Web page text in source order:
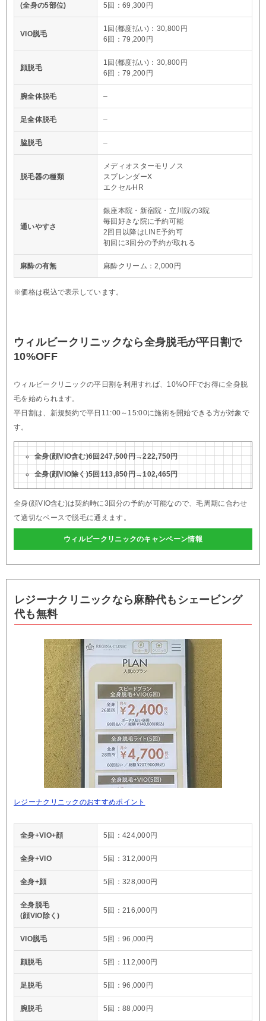
(全身の5部位)
5回：69,300円
VIO脱毛
1回(都度払い)：30,800円
6回：79,200円
顔脱毛
1回(都度払い)：30,800円
6回：79,200円
腕全体脱毛 –
足全体脱毛 –
脇脱毛 –
脱毛器の種類
メディオスターモリノス
スプレンダーX
エクセルHR
通いやすさ
銀座本院・新宿院・立川院の3院
毎回好きな院に予約可能
2回目以降はLINE予約可
初回に3回分の予約が取れる
麻酔の有無 麻酔クリーム：2,000円
※価格は税込で表示しています。
ウィルビークリニックなら全身脱毛が平日割で
10%OFF
ウィルビークリニックの平日割を利用すれば、10%OFFでお得に全身脱
毛を始められます。
平日割は、新規契約で平日11:00～15:00に施術を開始できる方が対象で
す。
全身(顔VIO含む)6回247,500円→222,750円
全身(顔VIO除く)5回113,850円→102,465円
全身(顔VIO含む)は契約時に3回分の予約が可能なので、毛周期に合わせ
て適切なペースで脱毛に通えます。
ウィルビークリニックのキャンペーン情報
レジーナクリニックなら麻酔代もシェービング
代も無料
レジーナクリニックのおすすめポイント
全身+VIO+顔 5回：424,000円
全身+VIO 5回：312,000円
全身+顔 5回：328,000円
全身脱毛
(顔VIO除く)
5回：216,000円
VIO脱毛 5回：96,000円
顔脱毛 5回：112,000円
足脱毛 5回：96,000円
腕脱毛 5回：88,000円